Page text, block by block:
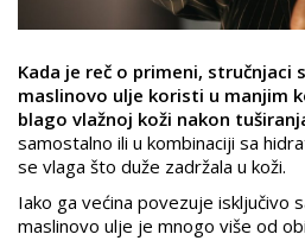
Kada je reč o primeni, stručnjaci
maslinovo ulje koristi u manjim
blago vlažnoj koži nakon
samostalno ili u kombinaciji sa
se vlaga što duže zadržala u koži.
Iako ga većina povezuje isključivo
maslinovo ulje je mnogo više od